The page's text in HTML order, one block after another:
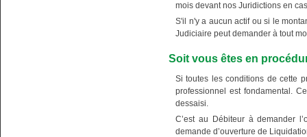
mois devant nos Juridictions en
S'il n'y a aucun actif ou si le
Judiciaire peut demander à tout
Soit vous êtes en
Si toutes les conditions de cette
professionnel est fondamental.
dessaisi.
C’est au Débiteur à demander
demande d’ouverture de